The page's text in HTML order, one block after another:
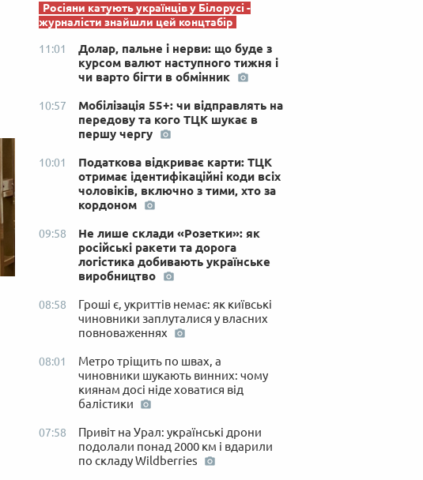
Росіяни катують українців у Білорусі -
журналісти знайшли цей концтабір
11:01
Долар, пальне і нерви: що буде з
курсом валют наступного тижня і
чи варто бігти в обмінник
10:57
Мобілізація 55+: чи відправлять на
передову та кого ТЦК шукає в
першу чергу
10:01
Податкова відкриває карти: ТЦК
отримає ідентифікаційні коди всіх
чоловіків, включно з тими, хто за
кордоном
09:58
Не лише склади «Розетки»: як
російські ракети та дорога
логістика добивають українське
виробництво
08:58
Гроші є, укриттів немає: як київські
чиновники заплуталися у власних
повноваженнях
08:01
Метро тріщить по швах, а
чиновники шукають винних: чому
киянам досі ніде ховатися від
балістики
07:58
Привіт на Урал: українські дрони
подолали понад 2000 км і вдарили
по складу Wildberries